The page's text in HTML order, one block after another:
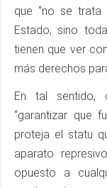
que “no se trata
Estado, sino
tienen que ver
más derechos
En tal sentido,
“garantizar que
proteja el statu
aparato
opuesto a